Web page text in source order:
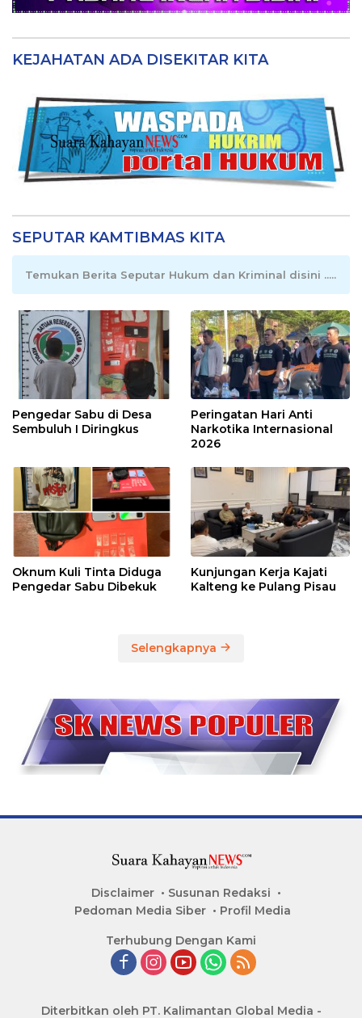
KEJAHATAN ADA DISEKITAR KITA
SEPUTAR KAMTIBMAS KITA
Temukan Berita Seputar Hukum dan Kriminal disini .....
Pengedar Sabu di Desa
Sembuluh I Diringkus
Peringatan Hari Anti
Narkotika Internasional
2026
Oknum Kuli Tinta Diduga
Pengedar Sabu Dibekuk
Kunjungan Kerja Kajati
Kalteng ke Pulang Pisau
Selengkapnya
Disclaimer
Susunan Redaksi
Pedoman Media Siber
Profil Media
Terhubung Dengan Kami
Diterbitkan oleh PT. Kalimantan Global Media -